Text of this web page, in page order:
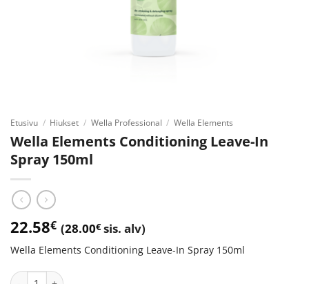
Etusivu / Hiukset / Wella Professional / Wella Elements
Wella Elements Conditioning Leave-In
Spray 150ml
22.58€ (28.00€sis. alv)
Wella Elements Conditioning Leave-In Spray 150ml
Wella Elements Conditioning Leave-In Spray 150ml määrä